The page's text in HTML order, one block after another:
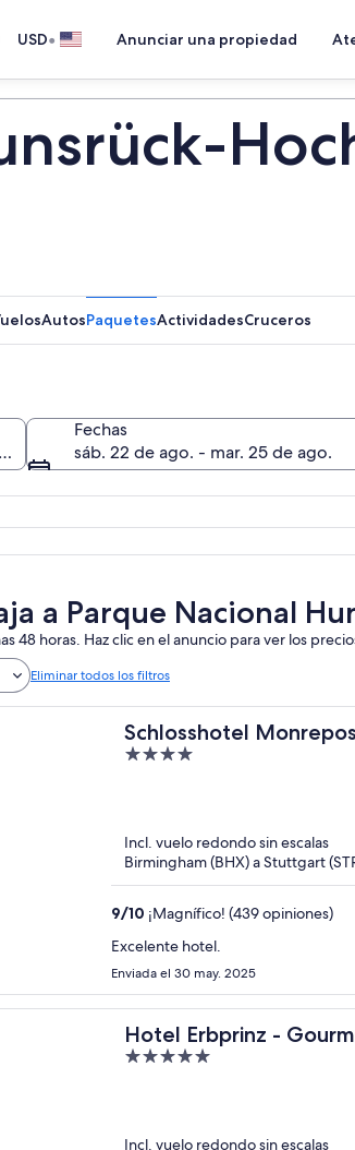
USD• Anunciar una propiedad
AutosPaquetesActividadesCruceros
Fechas
sáb. 22 de ago. - mar. 25 de ago.
a Parque Nacional
48 horas. Haz clic en el anuncio para ver los
Eliminar todos los filtros
Schlosshotel Monrepos
4
Incl. vuelo redondo sin escalas
Birmingham (BHX) a Stuttgart
9/10 ¡Magnífico! (439 opiniones)
Excelente hotel.
Enviada el 30 may. 2025
Hotel Erbprinz -
5
Incl. vuelo redondo sin escalas